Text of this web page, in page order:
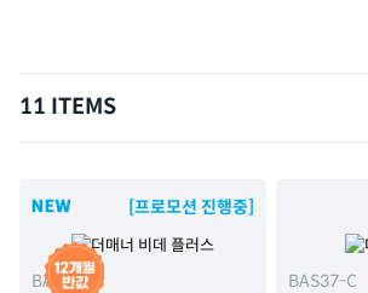
11 ITEMS
[프로모션 진행중]
BAS51-A BAS37-C